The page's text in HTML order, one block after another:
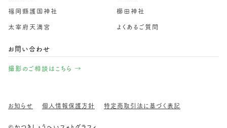
福岡縣護国神社 櫛田神社
太宰府天満宮 よくあるご質問
お問い合わせ
撮影のご相談はこちら →
お知らせ 個人情報保護方針 特定商取引法に基づく表記